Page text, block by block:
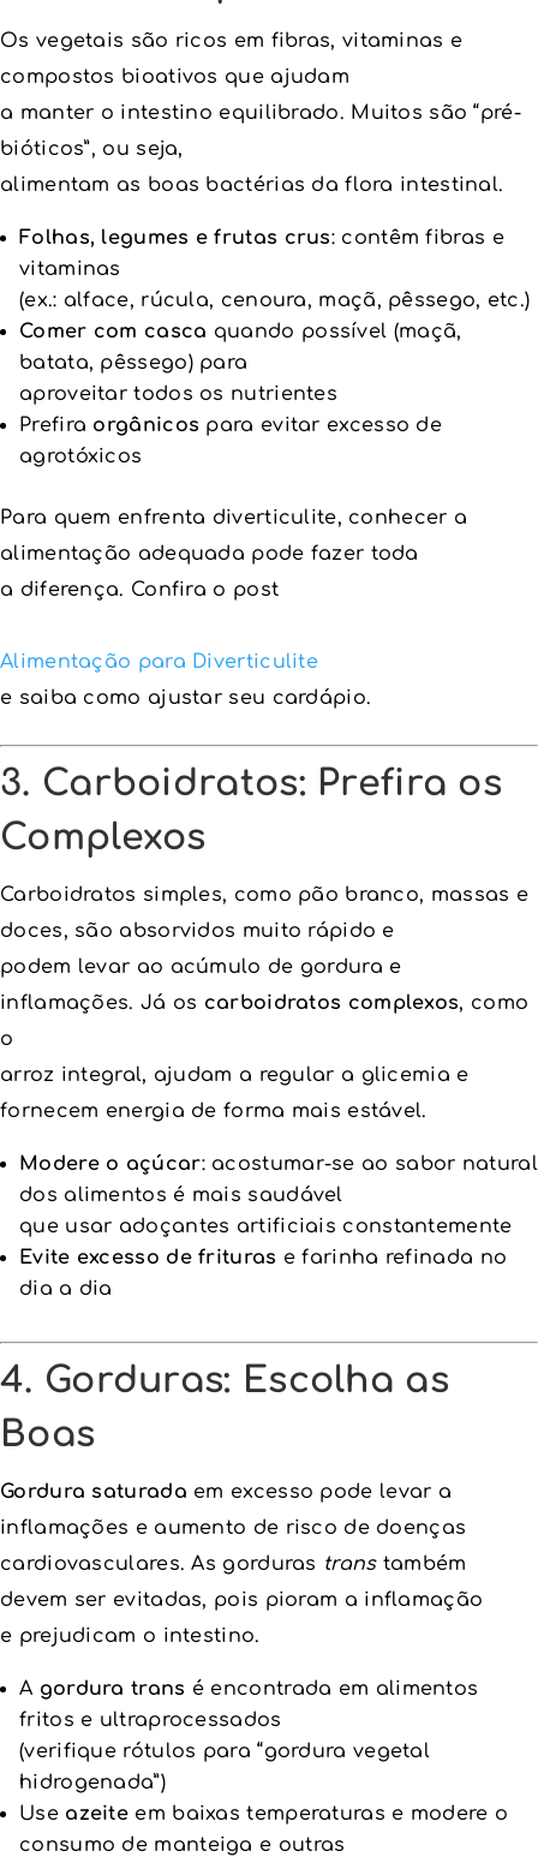
Os vegetais são ricos em fibras, vitaminas e
compostos bioativos que ajudam
a manter o intestino equilibrado. Muitos são “pré-
bióticos”, ou seja,
alimentam as boas bactérias da flora intestinal.
Folhas, legumes e frutas crus: contêm fibras e
vitaminas
(ex.: alface, rúcula, cenoura, maçã, pêssego, etc.)
Comer com casca quando possível (maçã,
batata, pêssego) para
aproveitar todos os nutrientes
Prefira orgânicos para evitar excesso de
agrotóxicos
Para quem enfrenta diverticulite, conhecer a
alimentação adequada pode fazer toda
a diferença. Confira o post
Alimentação para Diverticulite
e saiba como ajustar seu cardápio.
3. Carboidratos: Prefira os
Complexos
Carboidratos simples, como pão branco, massas e
doces, são absorvidos muito rápido e
podem levar ao acúmulo de gordura e
inflamações. Já os carboidratos complexos, como
o
arroz integral, ajudam a regular a glicemia e
fornecem energia de forma mais estável.
Modere o açúcar: acostumar-se ao sabor natural
dos alimentos é mais saudável
que usar adoçantes artificiais constantemente
Evite excesso de frituras e farinha refinada no
dia a dia
4. Gorduras: Escolha as
Boas
Gordura saturada em excesso pode levar a
inflamações e aumento de risco de doenças
cardiovasculares. As gorduras transtambém
devem ser evitadas, pois pioram a inflamação
e prejudicam o intestino.
A gordura trans é encontrada em alimentos
fritos e ultraprocessados
(verifique rótulos para “gordura vegetal
hidrogenada”)
Use azeite em baixas temperaturas e modere o
consumo de manteiga e outras